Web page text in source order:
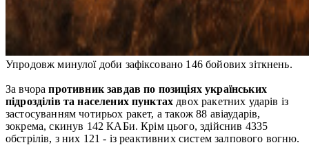
Упродовж минулої доби зафіксовано 146 бойових зіткнень.
За вчорапротивник завдав по позиціях українських
підрозділів та населених пунктах двох ракетних ударів із
застосуванням чотирьох ракет, а також 88 авіаударів,
зокрема, скинув 142 КАБи. Крім цього, здійснив 4335
обстрілів, з них 121 - із реактивних систем залпового вогню.